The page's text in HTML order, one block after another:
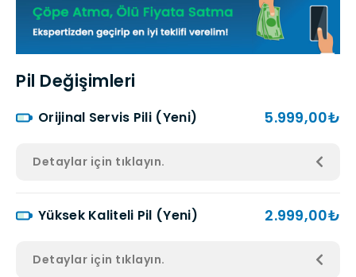
Pil Değişimleri
Orijinal Servis Pili (Yeni) 5.999,00₺
Detaylar için tıklayın.
Yüksek Kaliteli Pil (Yeni) 2.999,00₺
Detaylar için tıklayın.